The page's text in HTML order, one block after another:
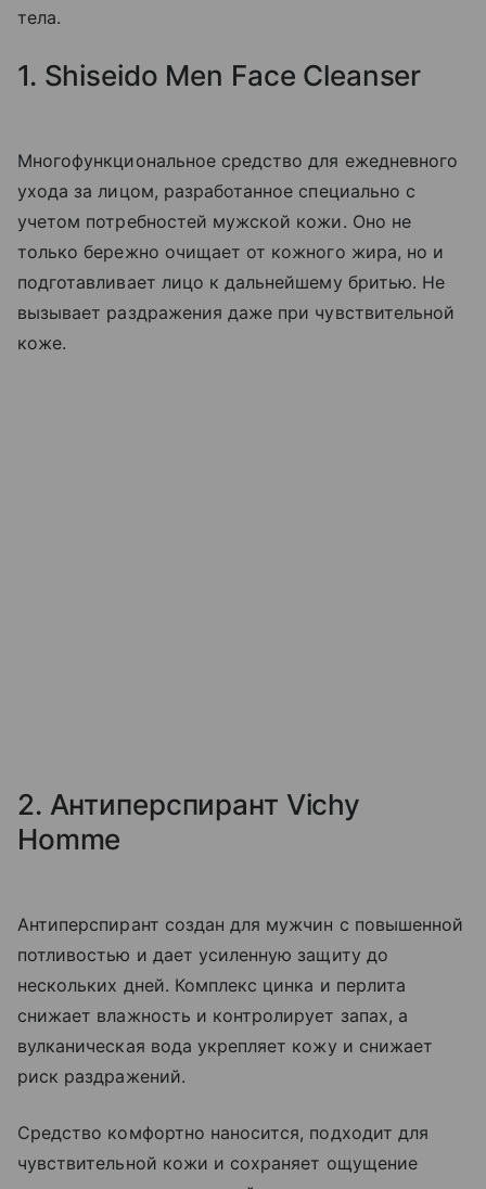
тела.
1. Shiseido Men Face Cleanser
Многофункциональное средство для ежедневного
ухода за лицом, разработанное специально с
учетом потребностей мужской кожи. Оно не
только бережно очищает от кожного жира, но и
подготавливает лицо к дальнейшему бритью. Не
вызывает раздражения даже при чувствительной
коже.
2. Антиперспирант Vichy
Homme
Антиперспирант создан для мужчин с повышенной
потливостью и дает усиленную защиту до
нескольких дней. Комплекс цинка и перлита
снижает влажность и контролирует запах, а
вулканическая вода укрепляет кожу и снижает
риск раздражений.
Средство комфортно наносится, подходит для
чувствительной кожи и сохраняет ощущение